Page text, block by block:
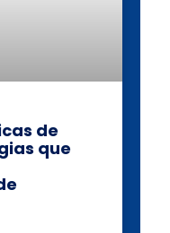
de
que